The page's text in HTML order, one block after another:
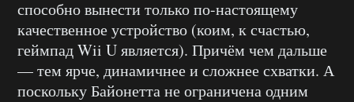
способно вынести только по-настоящему
качественное устройство (коим, к счастью,
геймпад Wii U является). Причём чем дальше
— тем ярче, динамичнее и сложнее схватки. А
поскольку Байонетта не ограничена одним